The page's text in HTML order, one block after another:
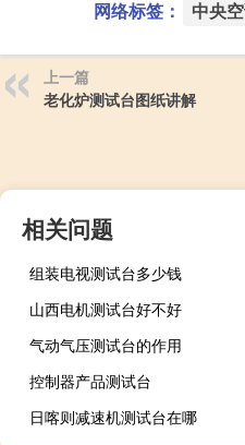
网络标签： 中央
上一篇
老化炉测试台图纸讲解
相关问题
组装电视测试台多少钱
山西电机测试台好不好
气动气压测试台的作用
控制器产品测试台
日喀则减速机测试台在哪